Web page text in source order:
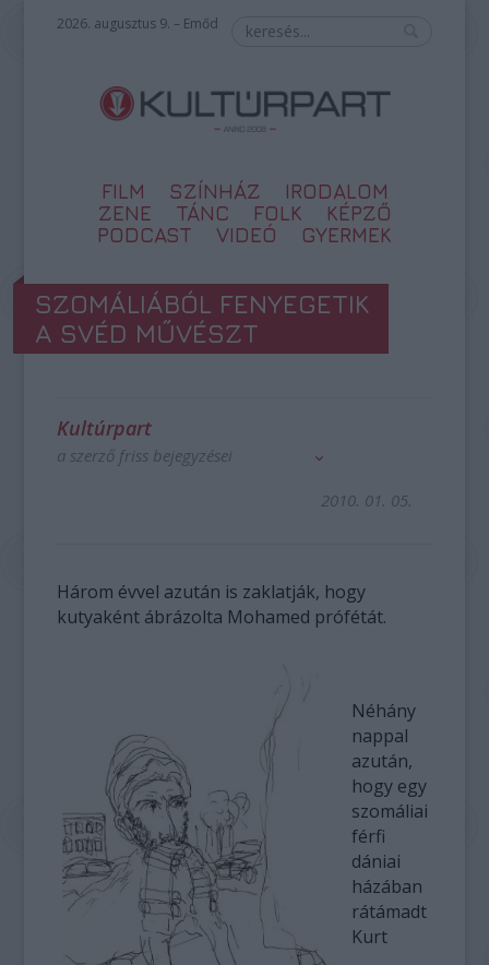
2026. augusztus 9. – Emőd
FILM SZÍNHÁZ
IRODALOM
ZENE
TÁNC FOLK
KÉPZŐ
PODCAST
VIDEÓ GYERMEK
SZOMÁLIÁBÓL FENYEGETIK
A SVÉD MŰVÉSZT
Kultúrpart
a szerző friss bejegyzései
2010. 01. 05.
Három évvel azután is zaklatják, hogy
kutyaként ábrázolta Mohamed prófétát.
Néhány
nappal
azután,
hogy egy
szomáliai
férfi
dániai
házában
rátámadt
Kurt